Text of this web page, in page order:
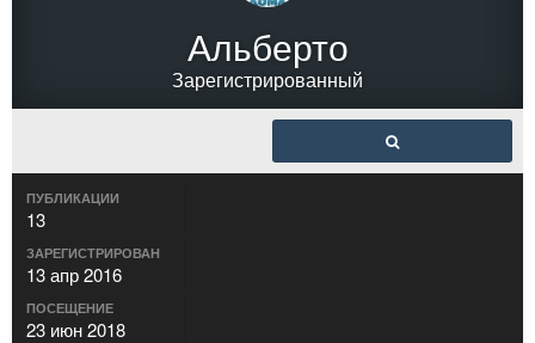
Альберто
Зарегистрированный
ПУБЛИКАЦИИ
13
ЗАРЕГИСТРИРОВАН
13 апр 2016
ПОСЕЩЕНИЕ
23 июн 2018